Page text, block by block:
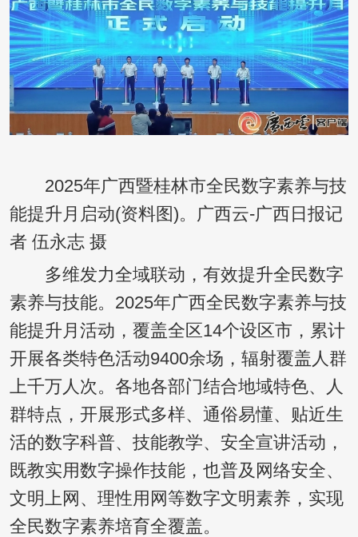
2025年广西暨桂林市全民数字素养与技
能提升月启动(资料图)。广西云-广西日报记
者 伍永志 摄
多维发力全域联动，有效提升全民数字
素养与技能。2025年广西全民数字素养与技
能提升月活动，覆盖全区14个设区市，累计
开展各类特色活动9400余场，辐射覆盖人群
上千万人次。各地各部门结合地域特色、人
群特点，开展形式多样、通俗易懂、贴近生
活的数字科普、技能教学、安全宣讲活动，
既教实用数字操作技能，也普及网络安全、
文明上网、理性用网等数字文明素养，实现
全民数字素养培育全覆盖。